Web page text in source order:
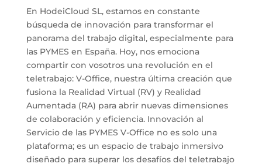
En HodeiCloud SL, estamos en constante
búsqueda de innovación para transformar el
panorama del trabajo digital, especialmente para
las PYMES en España. Hoy, nos emociona
compartir con vosotros una revolución en el
teletrabajo: V-Office, nuestra última creación que
fusiona la Realidad Virtual (RV) y Realidad
Aumentada (RA) para abrir nuevas dimensiones
de colaboración y eficiencia. Innovación al
Servicio de las PYMES V-Office no es solo una
plataforma; es un espacio de trabajo inmersivo
diseñado para superar los desafíos del teletrabajo